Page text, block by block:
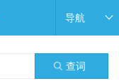
导航
查词